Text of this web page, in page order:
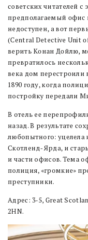
советских читателей с
предполагаемый офис
недоступен, а вот
(Central Detective Unit
верить Конан Дойлю,
превратилось
века дом
1890 году, когда
постройку передали
В отель ее
назад. В результате
любопытного: уцелела
Скотленд-Ярда, и
и части офисов. Тема
полиция, «громкие»
преступники.
Адрес: 3-5, Great
2HN.